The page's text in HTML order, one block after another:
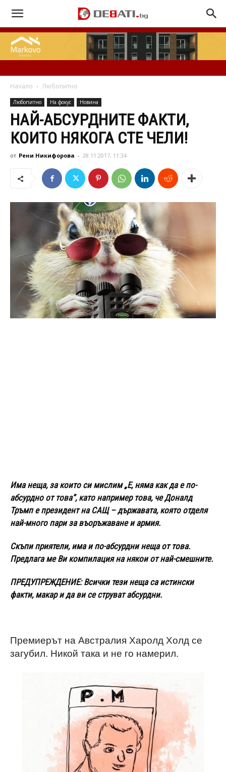
Начало Любопитно
Любопитно На фокус Новина
НАЙ-АБСУРДНИТЕ ФАКТИ,
КОИТО НЯКОГА СТЕ ЧЕЛИ!
от Рени Никифорова - 28.11.2017, 11:34
Има неща, за които си мислим „Е, няма как да е по-
абсурдно от това”, като например това, че Доналд
Тръмп е президент на САЩ – държавата, която отделя
най-много пари за въоръжаване и армия.
Скъпи приятели, има и по-абсурдни неща от това.
Предлага ме Ви компилация на някои от най-смешните.
ПРЕДУПРЕЖДЕНИЕ: Всички тези неща са истински
факти, макар и да ви се струват абсурдни.
Премиерът на Австралия Харолд Холд се
загубил. Никой така и не го намерил.